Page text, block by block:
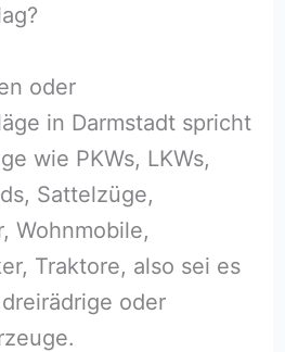
oder
in Darmstadt spricht
wie PKWs, LKWs,
Sattelzüge,
Wohnmobile,
Traktore, also sei es
oder